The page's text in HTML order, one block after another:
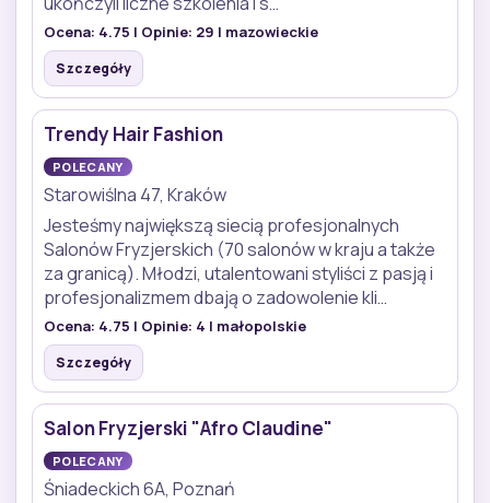
Ocena: 4.75 | Opinie: 29 | mazowieckie
Szczegóły
Trendy Hair Fashion
POLECANY
Starowiślna 47, Kraków
Jesteśmy największą siecią profesjonalnych
Salonów Fryzjerskich (70 salonów w kraju a także
za granicą). Młodzi, utalentowani styliści z pasją i
profesjonalizmem dbają o zadowolenie kli…
Ocena: 4.75 | Opinie: 4 | małopolskie
Szczegóły
Salon Fryzjerski "Afro Claudine"
POLECANY
Śniadeckich 6A, Poznań